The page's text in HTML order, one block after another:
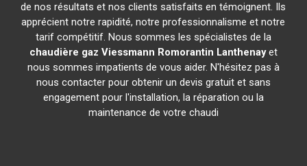
de nos résultats et nos clients satisfaits en témoignent. Ils
apprécient notre rapidité, notre professionnalisme et notre
tarif compétitif. Nous sommes les spécialistes de la
chaudière gaz Viessmann Romorantin Lanthenayet
nous sommes impatients de vous aider. N'hésitez pas à
nous contacter pour obtenir un devis gratuit et sans
engagement pour l'installation, la réparation ou la
maintenance de votre chaudi